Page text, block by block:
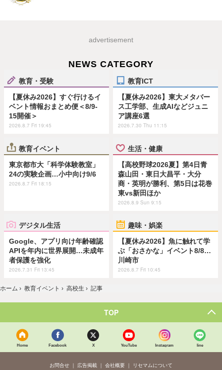
advertisement
NEWS CATEGORY
教育・受験
【夏休み2026】すぐ行けるイ
ベント情報おまとめ便＜8/9-
15開催＞
2026.8.7 Fri 19:45
教育ICT
【夏休み2026】東大メタバー
ス工学部、生成AIなどジュニ
ア講座6選
2026.7.30 Thu 11:15
教育イベント
東京都市大「科学体験教室」
24の実験企画…小中向け9/6
2026.8.7 Fri 18:15
生活・健康
【高校野球2026夏】第4日青
森山田・東日大昌平・大分
商・英明が勝利、第5日は花巻
東vs新田ほか
2026.8.9 Sun 9:15
デジタル生活
Google、アプリ向け年齢確認
APIを年内に世界展開…未成年
者保護を強化
2026.7.31 Fri 13:45
趣味・娯楽
【夏休み2026】魚に触れて学
ぶ「おさかな」イベント8/8…
川崎市
2026.8.7 Fri 10:45
ホーム › 教育イベント › 高校生 › 記事
TOP
Home Facebook X YouTube Instagram line
お問合せ 広告掲載 会社概要 リセマムについて